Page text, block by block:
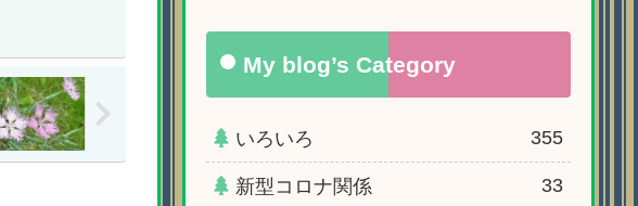
My blog’s Category
いろいろ 355
新型コロナ関係 33